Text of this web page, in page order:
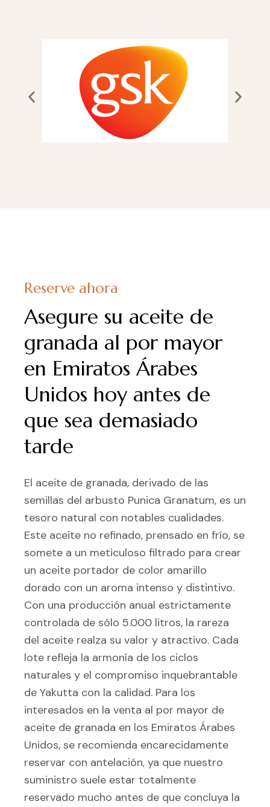
Reserve ahora
Asegure su aceite de
granada al por mayor
en Emiratos Árabes
Unidos hoy antes de
que sea demasiado
tarde
El aceite de granada, derivado de las
semillas del arbusto Punica Granatum, es un
tesoro natural con notables cualidades.
Este aceite no refinado, prensado en frío, se
somete a un meticuloso filtrado para crear
un aceite portador de color amarillo
dorado con un aroma intenso y distintivo.
Con una producción anual estrictamente
controlada de sólo 5.000 litros, la rareza
del aceite realza su valor y atractivo. Cada
lote refleja la armonía de los ciclos
naturales y el compromiso inquebrantable
de Yakutta con la calidad. Para los
interesados en la venta al por mayor de
aceite de granada en los Emiratos Árabes
Unidos, se recomienda encarecidamente
reservar con antelación, ya que nuestro
suministro suele estar totalmente
reservado mucho antes de que concluya la